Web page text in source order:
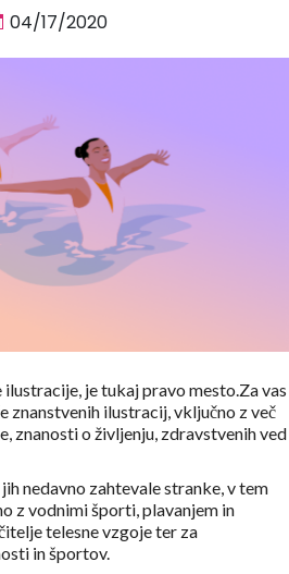
04/17/2020
je tukaj pravo mesto.Za vas
znanstvenih ilustracij, vključno z več
znanosti o življenju, zdravstvenih ved
nedavno zahtevale stranke, v tem
z vodnimi športi, plavanjem in
telesne vzgoje ter za
in športov.